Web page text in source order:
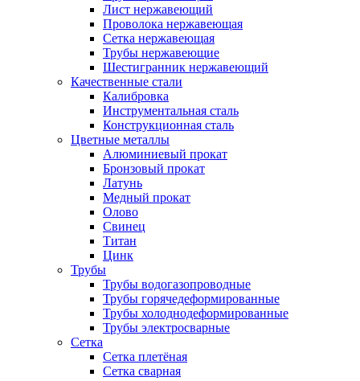
Лист нержавеющий
Проволока нержавеющая
Сетка нержавеющая
Трубы нержавеющие
Шестигранник нержавеющий
Качественные стали
Калибровка
Инструментальная сталь
Конструкционная сталь
Цветные металлы
Алюминиевый прокат
Бронзовый прокат
Латунь
Медный прокат
Олово
Свинец
Титан
Цинк
Трубы
Трубы водогазопроводные
Трубы горячедеформированные
Трубы холоднодеформированные
Трубы электросварные
Сетка
Сетка плетёная
Сетка сварная